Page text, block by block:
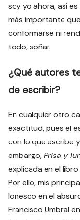
soy yo ahora, así
más importante
conformarse ni
todo, soñar.
¿Qué autores
de escribir?
En cualquier otro
exactitud, pues el
con lo que escribe
embargo,Prisa y
explicada en el
Por ello, mis
Ionesco en el
Francisco Umbral